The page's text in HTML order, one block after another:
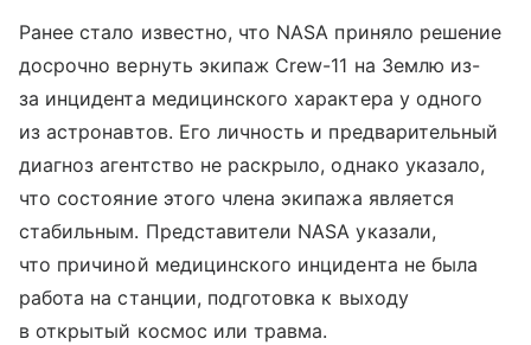
Ранее стало известно, что NASA приняло решение
досрочно вернуть экипаж Crew-11 на Землю из-
за инцидента медицинского характера у одного
из астронавтов. Его личность и предварительный
диагноз агентство не раскрыло, однако указало,
что состояние этого члена экипажа является
стабильным. Представители NASA указали,
что причиной медицинского инцидента не была
работа на станции, подготовка к выходу
в открытый космос или травма.